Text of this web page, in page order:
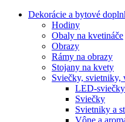
Dekorácie a bytové
Hodiny
Obaly na kvetináče
Obrazy
Rámy na obrazy
Stojany na kvety
Sviečky, svietniky,
LED-sviečky
Sviečky
Svietniky a
Vône a